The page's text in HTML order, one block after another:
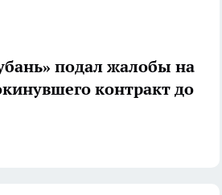
подал жалобы на
контракт до